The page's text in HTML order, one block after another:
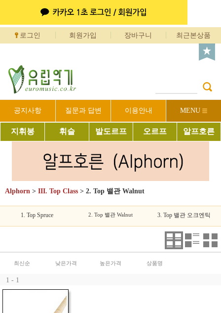
로그인 회원가입 장바구니 최근본상품
공지사항 질문과 답변 이용안내 MENU
지휘봉 휘슬 발도르프 오르프 알프호른
Alphorn > III. Top Class > 2. Top 밸관 Walnut
1. Top Spruce 2. Top 밸관 Walnut 3. Top 밸관 오크엔틱
최신순 낮은가격 높은가격 상품명
1 - 1